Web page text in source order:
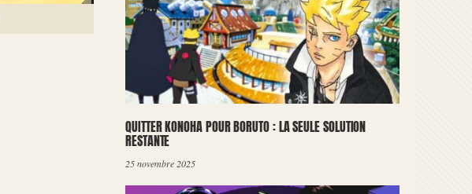
QUITTER KONOHA POUR BORUTO : LA SEULE SOLUTION
RESTANTE
25 novembre 2025